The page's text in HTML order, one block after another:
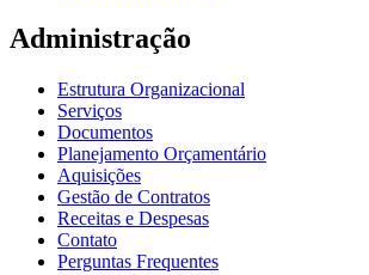
Administração
Estrutura Organizacional
Serviços
Documentos
Planejamento Orçamentário
Aquisições
Gestão de Contratos
Receitas e Despesas
Contato
Perguntas Frequentes